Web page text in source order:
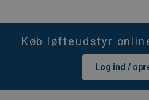
Køb løfteudstyr
Log ind /